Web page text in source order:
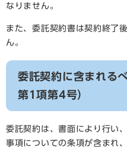
なりません。
また、委託契約書は契約終了
ん。
委託契約に含まれる
第1項第4号）
委託契約は、書面により行い
事項についての条項が含まれ